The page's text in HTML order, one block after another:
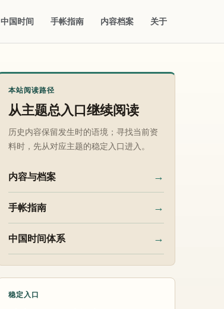
中国时间 手帐指南 内容档案 关于
本站阅读路径
从主题总入口继续阅读
历史内容保留发生时的语境；寻找当前资
料时，先从对应主题的稳定入口进入。
内容与档案 →
手帐指南 →
中国时间体系 →
稳定入口